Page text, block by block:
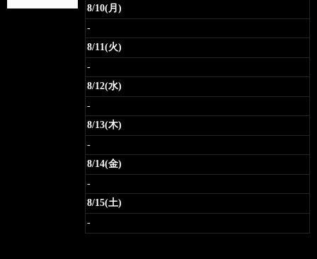
8/10(月)
-
8/11(火)
-
8/12(水)
-
8/13(木)
-
8/14(金)
-
8/15(土)
-